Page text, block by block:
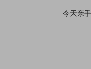
今天亲